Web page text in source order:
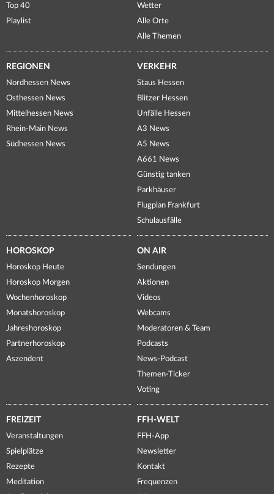
Top 40
Playlist
Wetter
Alle Orte
Alle Themen
REGIONEN
Nordhessen News
Osthessen News
Mittelhessen News
Rhein-Main News
Südhessen News
VERKEHR
Staus Hessen
Blitzer Hessen
Unfälle Hessen
A3 News
A5 News
A661 News
Günstig tanken
Parkhäuser
Flugplan Frankfurt
Schulausfälle
HOROSKOP
Horoskop Heute
Horoskop Morgen
Wochenhoroskop
Monatshoroskop
Jahreshoroskop
Partnerhoroskop
Aszendent
ON AIR
Sendungen
Aktionen
Videos
Webcams
Moderatoren & Team
Podcasts
News-Podcast
Themen-Ticker
Voting
FREIZEIT
Veranstaltungen
Spielplätze
Rezepte
Meditation
FFH-WELT
FFH-App
Newsletter
Kontakt
Frequenzen